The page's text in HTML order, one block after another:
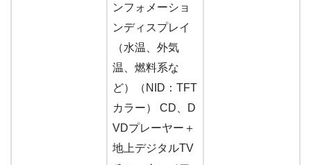
ンフォメーショ
ンディスプレイ
（水温、外気
温、燃料系な
ど）（NID：TFT
カラー） CD、D
VDプレーヤー＋
地上デジタルTV